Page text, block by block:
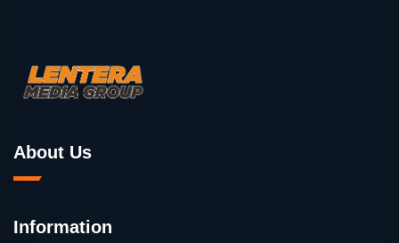
About Us
Information